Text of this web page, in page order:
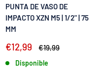
PUNTA DE VASO DE
IMPACTO XZN M5 | 1/2" | 75
MM
Precio
venta
€12,99
Precio
€19,99
Disponible